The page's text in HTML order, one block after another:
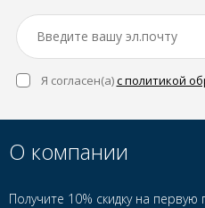
Я согласен(a)с политикой
О компании
Получите 10% скидку на первую